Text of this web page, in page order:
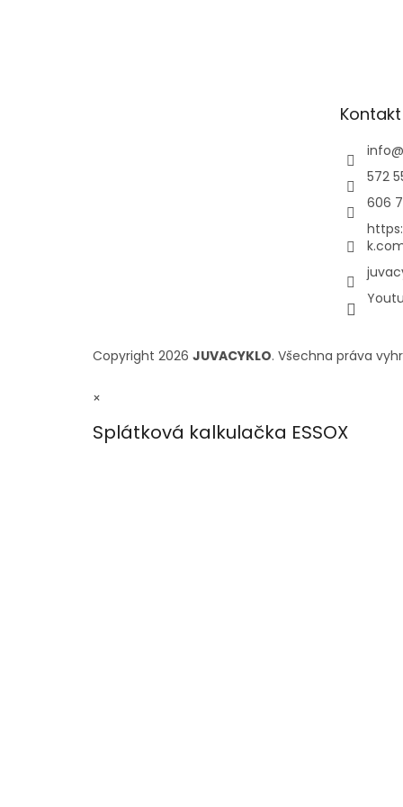
Kontakt
info@
572
606
Copyright 2026 JUVACYKLO. Všechna práva
×
Splátková kalkulačka ESSOX